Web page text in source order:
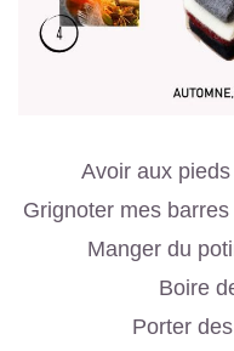
Avoir aux
Grignoter mes
Manger du
Boire
Porter